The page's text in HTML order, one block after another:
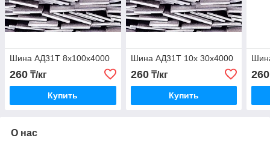
Шина АД31Т 8х100х4000
260 ₸/кг
Купить
Шина АД31Т 10х 30х4000
260₸/кг
Купить
260
О нас